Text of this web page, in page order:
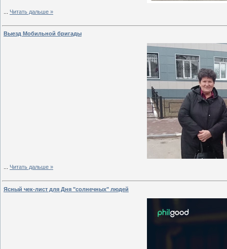
Читать дальше »
Выезд Мобильной бригады
Читать дальше »
Ясный чек-лист для Дня "солнечных" людей